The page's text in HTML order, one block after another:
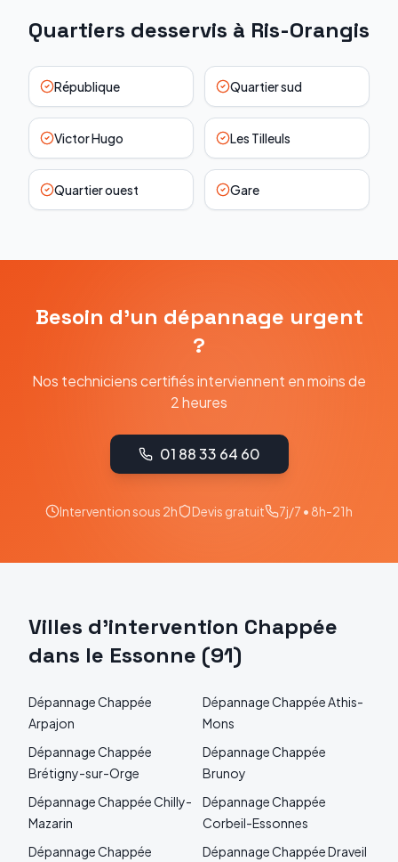
Quartiers desservis à Ris-Orangis
République Quartier sud
Victor Hugo Les Tilleuls
Quartier ouest Gare
Besoin d'un dépannage urgent
?
Nos techniciens certifiés interviennent en moins de
2 heures
01 88 33 64 60
Intervention sous 2h Devis gratuit 7j/7 • 8h-21h
Villes d'intervention Chappée
dans le Essonne (91)
DépannageChappée
Arpajon
DépannageChappéeAthis-
Mons
DépannageChappée
Brétigny-sur-Orge
DépannageChappée
Brunoy
DépannageChappéeChilly-
Mazarin
DépannageChappée
Corbeil-Essonnes
DépannageChappée DépannageChappéeDraveil